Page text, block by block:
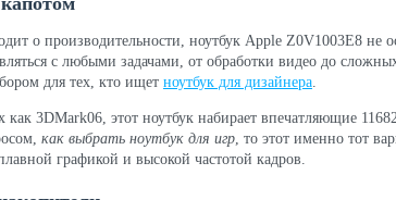
о производительности, ноутбук Apple Z0V1003E8
с любыми задачами, от обработки видео до
для тех, кто ищет ноутбук для дизайнера.
как 3DMark06, этот ноутбук набирает впечатляющие
как выбрать ноутбук для игр, то этот именно тот
графикой и высокой частотой кадров.